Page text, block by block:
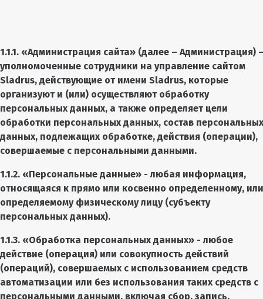
1.1.1. «Администрация сайта» (далее – Администрация)
уполномоченные сотрудники на управление сайтом
Sladrus, действующие от имени Sladrus, которые
организуют и (или) осуществляют обработку
персональных данных, а также определяет цели
обработки персональных данных, состав персональных
данных, подлежащих обработке, действия (операции),
совершаемые с персональными данными.
1.1.2. «Персональные данные» - любая информация,
относящаяся к прямо или косвенно определенному, или
определяемому физическому лицу (субъекту
персональных данных).
1.1.3. «Обработка персональных данных» - любое
действие (операция) или совокупность действий
(операций), совершаемых с использованием средств
автоматизации или без использования таких средств с
персональными данными, включая сбор, запись,